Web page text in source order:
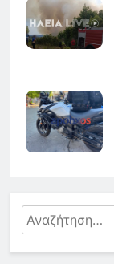
Αναζήτηση
για:5